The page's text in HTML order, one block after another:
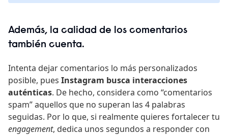
Además, la calidad de los comentarios
también cuenta.
Intenta dejar comentarios lo más personalizados
posible, pues Instagram busca interacciones
auténticas. De hecho, considera como “comentarios
spam” aquellos que no superan las 4 palabras
seguidas. Por lo que, si realmente quieres fortalecer tu
engagement, dedica unos segundos a responder con